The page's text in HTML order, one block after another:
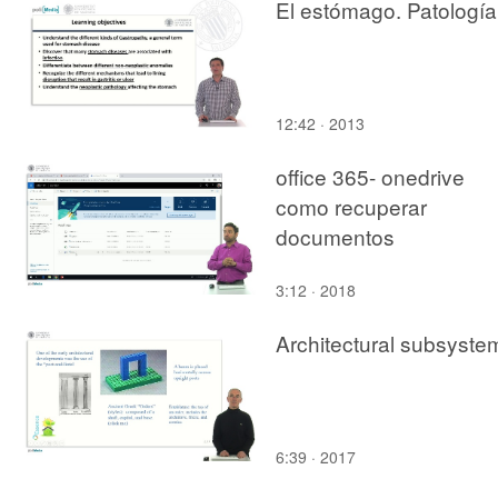
El estómago. Patología
12:42 · 2013
office 365- onedrive
como recuperar
documentos
3:12 · 2018
Architectural
6:39 · 2017